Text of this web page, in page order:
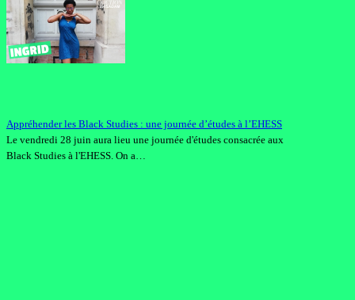
Appréhender les Black Studies : une journée d’études à l’EHESS
Le vendredi 28 juin aura lieu une journée d'études consacrée aux
Black Studies à l'EHESS. On a…